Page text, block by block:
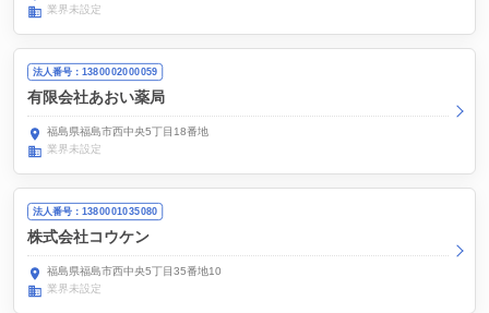
業界未設定
法人番号：1380002000059
有限会社あおい薬局
福島県福島市西中央5丁目18番地
業界未設定
法人番号：1380001035080
株式会社コウケン
福島県福島市西中央5丁目35番地10
業界未設定